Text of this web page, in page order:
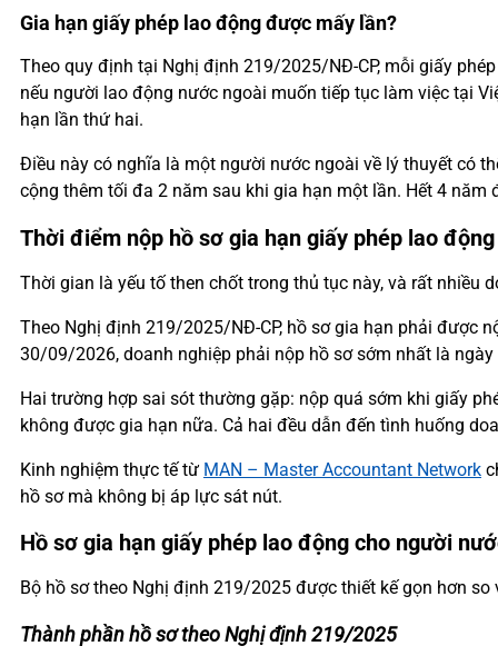
Gia hạn giấy phép lao động được mấy lần?
Theo quy định tại Nghị định 219/2025/NĐ-CP, mỗi giấy
nếu người lao động nước ngoài muốn tiếp tục làm việc tại
hạn lần thứ hai.
Điều này có nghĩa là một người nước ngoài về lý thuyết có
cộng thêm tối đa 2 năm sau khi gia hạn một lần. Hết 4
Thời điểm nộp hồ sơ gia hạn giấy phép lao động
Thời gian là yếu tố then chốt trong thủ tục này, và rất nhiều
Theo Nghị định 219/2025/NĐ-CP, hồ sơ gia hạn phải được
30/09/2026, doanh nghiệp phải nộp hồ sơ sớm nhất là
Hai trường hợp sai sót thường gặp: nộp quá sớm khi giấy
không được gia hạn nữa. Cả hai đều dẫn đến tình huống
Kinh nghiệm thực tế từ MAN – Master Accountant Network
hồ sơ mà không bị áp lực sát nút.
Hồ sơ gia hạn giấy phép lao động cho người
Bộ hồ sơ theo Nghị định 219/2025 được thiết kế gọn hơn
Thành phần hồ sơ theo Nghị định 219/2025